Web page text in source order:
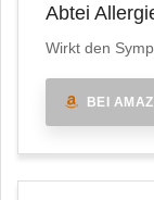
Abtei
Wirkt den
BEI